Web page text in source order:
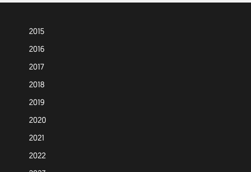
2015
2016
2017
2018
2019
2020
2021
2022